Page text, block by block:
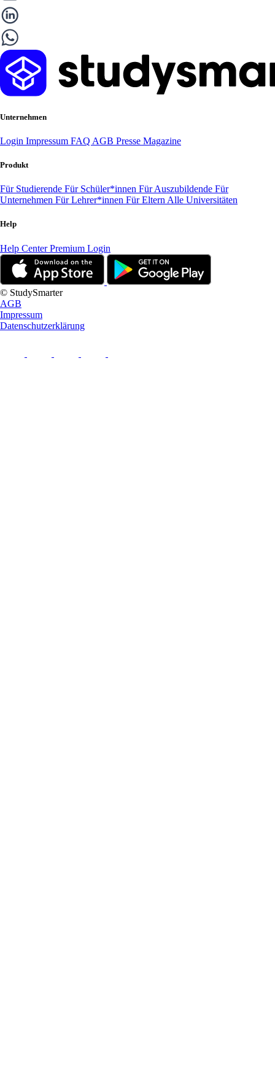
Unternehmen
Login Impressum FAQ AGB Presse Magazine
Produkt
Für Studierende Für Schüler*innen Für Auszubildende Für
Unternehmen Für Lehrer*innen Für Eltern Alle Universitäten
Help
Help CenterPremium Login
© StudySmarter
AGB
Impressum
Datenschutzerklärung